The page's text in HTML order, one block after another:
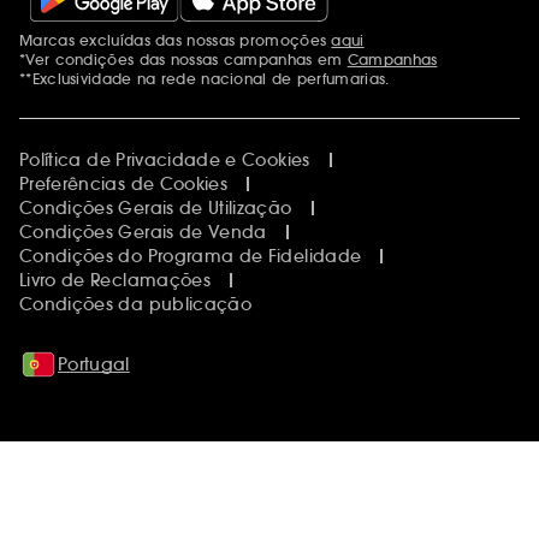
Menções adicionais
Marcas excluídas das nossas promoçõesaqui
*Ver condições das nossas campanhas em Campanhas
**Exclusividade na rede nacional de perfumarias.
Política de Privacidade e Cookies
Preferências de Cookies
Condições Gerais de Utilização
Condições Gerais de Venda
Condições do Programa de Fidelidade
Livro de Reclamações
Condições da publicação
Portugal